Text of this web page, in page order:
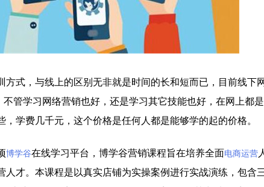
，与线上的区别无非就是时间的长和短而已，目前线下
管学习网络营销也好，还是学习其它技能也好，在网上都是
学费几千元，这个价格是任何人都是能够学的起的价格。
博学谷在线学习平台，博学谷营销课程旨在培养全面电商运营
人才。本课程是以真实店铺为实操案例进行实战演练，包含